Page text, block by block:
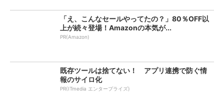
「え、こんなセールやってたの？」80％OFF以
上が続々登場！Amazonの本気が...
PR(Amazon)
既存ツールは捨てない！ アプリ連携で防ぐ情
報のサイロ化
PR(ITmedia エンタープライズ)